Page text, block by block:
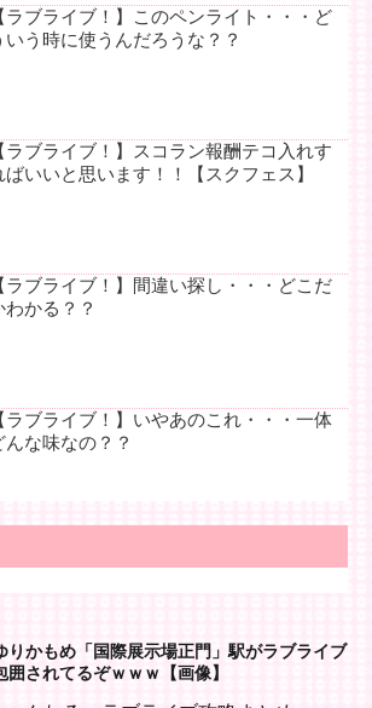
ラブライブ！】このペンライト・・・ど
いう時に使うんだろうな？？
ラブライブ！】スコラン報酬テコ入れす
ばいいと思います！！【スクフェス】
ラブライブ！】間違い探し・・・どこだ
わかる？？
ラブライブ！】いやあのこれ・・・一体
んな味なの？？
りかもめ「国際展示場正門」駅がラブライブ
囲されてるぞｗｗｗ【画像】